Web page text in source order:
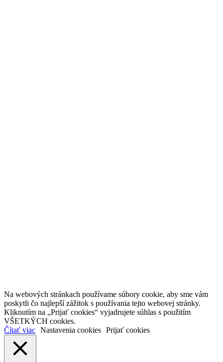
Na webových stránkach používame súbory cookie, aby sme vám
poskytli čo najlepší zážitok s používania tejto webovej stránky.
Kliknutím na „Prijať cookies“ vyjadrujete súhlas s použitím
VŠETKÝCH cookies.
Čítať viac Nastavenia cookies Prijať cookies